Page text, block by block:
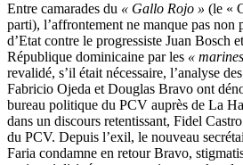
Entre camarades du « Gallo Rojo » (le «
parti), l’affrontement ne manque pas non
d’Etat contre le progressiste Juan Bosch
République dominicaine par les «
revalidé, s’il était nécessaire, l’analyse
Fabricio Ojeda et Douglas Bravo ont
bureau politique du PCV auprès de La
dans un discours retentissant, Fidel
du PCV. Depuis l’exil, le nouveau
Faria condamne en retour Bravo,